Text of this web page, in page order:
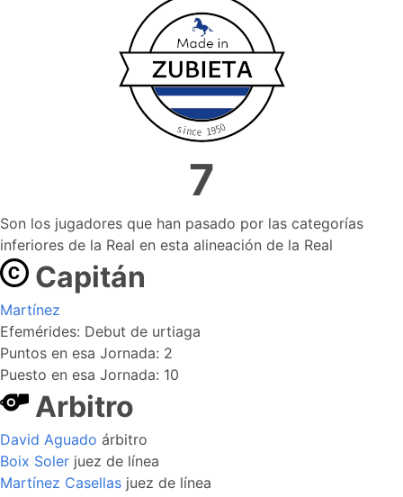
7
Son los jugadores que han pasado por las categorías
inferiores de la Real en esta alineación de la Real
Capitán
Martínez
Efemérides: Debut de urtiaga
Puntos en esa Jornada: 2
Puesto en esa Jornada: 10
Arbitro
David Aguado árbitro
Boix Soler juez de línea
Martínez Casellas juez de línea